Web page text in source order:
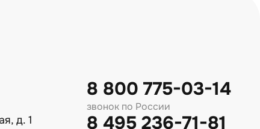
д. 1
8 800 775-03-14
звонок по России
8 495 236-71-81